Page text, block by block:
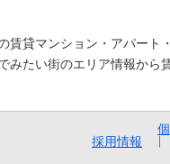
賃貸マンション・アパート
みたい街のエリア情報から
採用情報